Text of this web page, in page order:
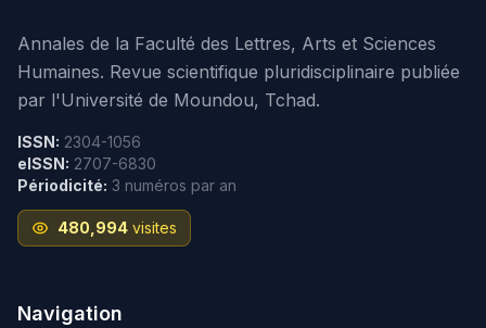
Annales de la Faculté des Lettres, Arts et Sciences
Humaines. Revue scientifique pluridisciplinaire publiée
par l'Université de Moundou, Tchad.
ISSN: 2304-1056
eISSN: 2707-6830
Périodicité: 3 numéros par an
480,994 visites
Navigation